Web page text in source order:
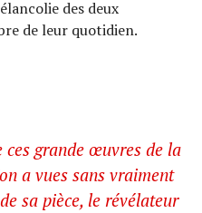
des deux
de leur quotidien.
ces grande œuvres de la
a vues sans vraiment
sa pièce, le révélateur